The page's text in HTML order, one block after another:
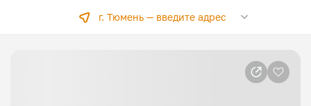
г. Тюмень — введите адрес